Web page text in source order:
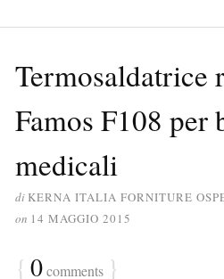
Termosaldatrice
Famos F108 per
medicali
di KERNA ITALIA FORNITURE
on 14 MAGGIO 2015
{ 0comments }